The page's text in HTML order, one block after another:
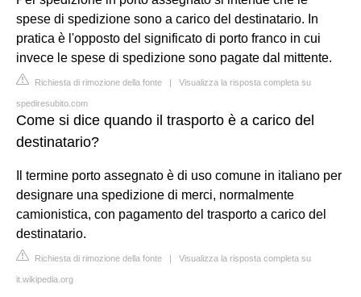
spese di spedizione sono a carico del destinatario. In
pratica è l'opposto del significato di porto franco in cui
invece le spese di spedizione sono pagate dal mittente.
Richiesta di rimozione della fonte | Visualizza la risposta completa su
spediresubito.com
Come si dice quando il trasporto è a carico del
destinatario?
Il termine porto assegnato è di uso comune in italiano per
designare una spedizione di merci, normalmente
camionistica, con pagamento del trasporto a carico del
destinatario.
Richiesta di rimozione della fonte | Visualizza la risposta completa su
it.wikipedia.org